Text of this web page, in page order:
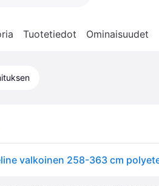
Tuotetiedot Ominaisuudet
valkoinen 258-363 cm